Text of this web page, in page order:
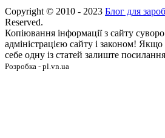
Copyright © 2010 - 2023 Блог для
Reserved.
Копіювання інформації з сайту
адміністрацією сайту і законом!
себе одну із статей залиште
Розробка - pl.vn.ua